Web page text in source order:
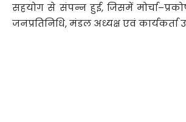
सहयोग से संपन्न हुई, जिसमें
जनप्रतिनिधि, मंडल अध्यक्ष एवं कार्यकर्ता